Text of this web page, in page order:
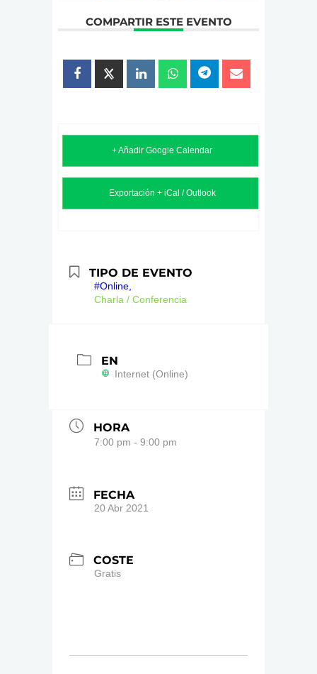
COMPARTIR ESTE EVENTO
+ Añadir Google Calendar
Exportación + iCal / Outlook
TIPO DE EVENTO
#Online,
Charla / Conferencia
EN
Internet (Online)
HORA
7:00 pm - 9:00 pm
FECHA
20 Abr 2021
COSTE
Gratis